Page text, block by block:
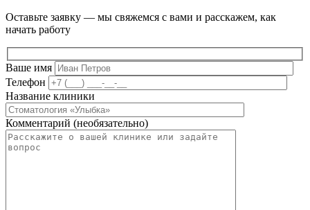
Оставьте заявку — мы свяжемся с вами и расскажем, как
начать работу
Ваше имя
Телефон
Название клиники
Комментарий (необязательно)